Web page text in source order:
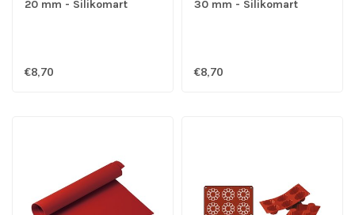
20 mm - Silikomart
€8,70
30 mm - Silikomart
€8,70